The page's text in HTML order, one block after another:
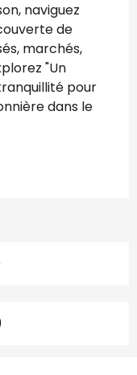
naviguez
de
marchés,
"Un
pour
dans le